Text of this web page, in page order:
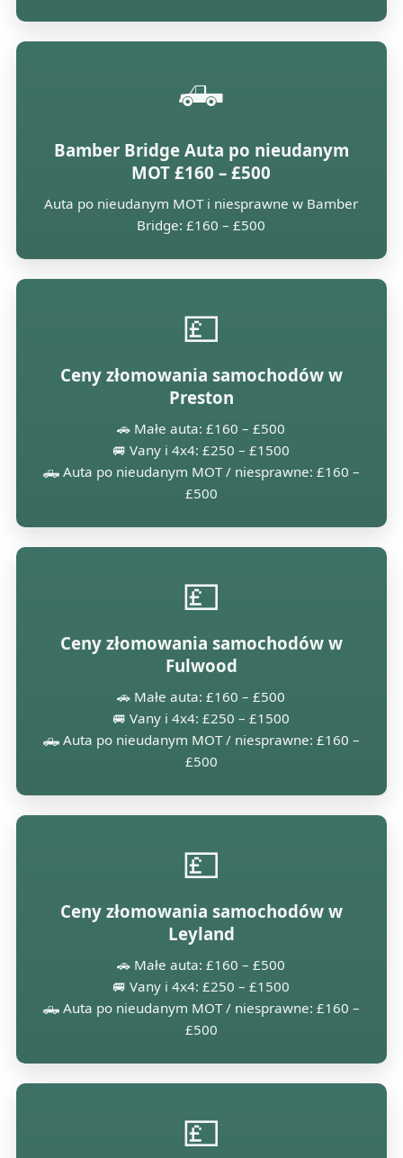
🛻
Bamber Bridge Auta po nieudanym
MOT £160 – £500
Auta po nieudanym MOT i niesprawne w Bamber
Bridge: £160 – £500
💷
Ceny złomowania samochodów w
Preston
🚗 Małe auta: £160 – £500
🚐 Vany i 4x4: £250 – £1500
🛻 Auta po nieudanym MOT / niesprawne: £160 –
£500
💷
Ceny złomowania samochodów w
Fulwood
🚗 Małe auta: £160 – £500
🚐 Vany i 4x4: £250 – £1500
🛻 Auta po nieudanym MOT / niesprawne: £160 –
£500
💷
Ceny złomowania samochodów w
Leyland
🚗 Małe auta: £160 – £500
🚐 Vany i 4x4: £250 – £1500
🛻 Auta po nieudanym MOT / niesprawne: £160 –
£500
💷